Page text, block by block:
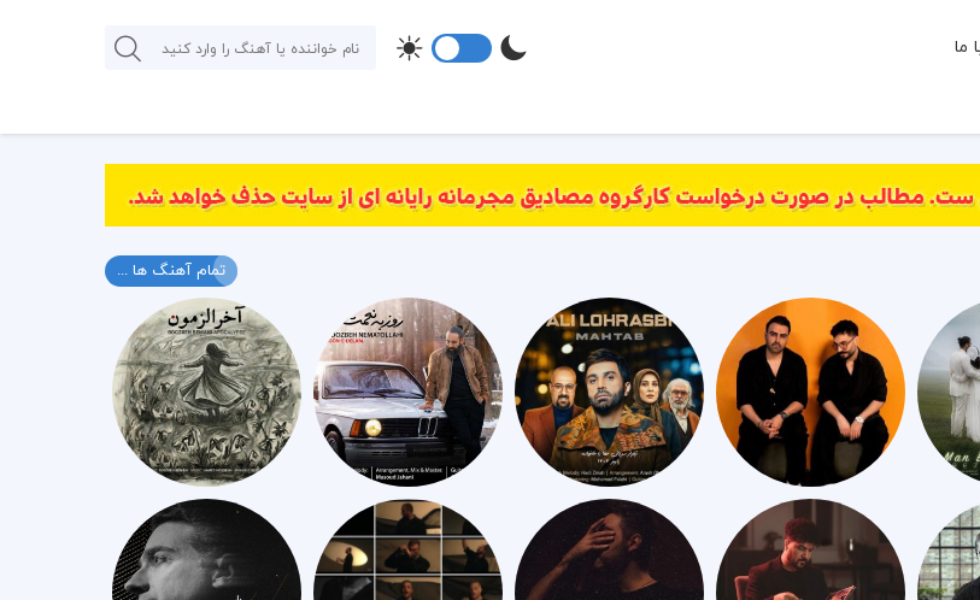
ما
تمام آهنگ ها ...